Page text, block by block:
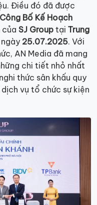
Điều đó đã được
Công Bố Kế Hoạch
của SJ Group tại Trung
25.07.2025. Với
AN Media đã mang
chi tiết nhỏ nhất
thức sân khấu quy
vụ tổ chức sự kiện